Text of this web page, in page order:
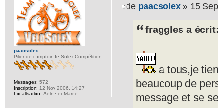
de paacsolex » 15
fraggles a
a tous,je
beaucoup de
message et se
paacsolex
Pilier de comptoir de Solex-Compétition
Messages: 572
Inscription: 12 Nov 2006, 14:27
Localisation: Seine et Marne